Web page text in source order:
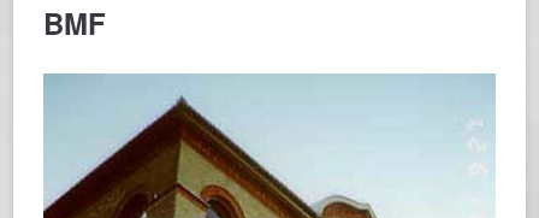
BMF